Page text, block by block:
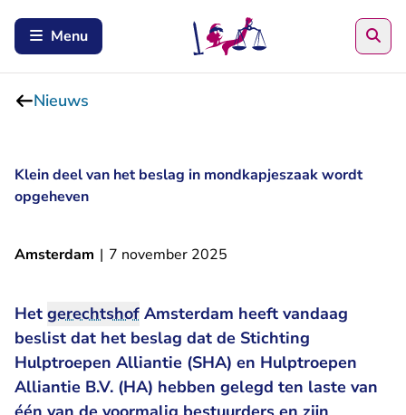
Menu
Nieuws
Klein deel van het beslag in mondkapjeszaak wordt
opgeheven
Amsterdam | 7 november 2025
Het gerechtshof Amsterdam heeft vandaag
beslist dat het beslag dat de Stichting
Hulptroepen Alliantie (SHA) en Hulptroepen
Alliantie B.V. (HA) hebben gelegd ten laste van